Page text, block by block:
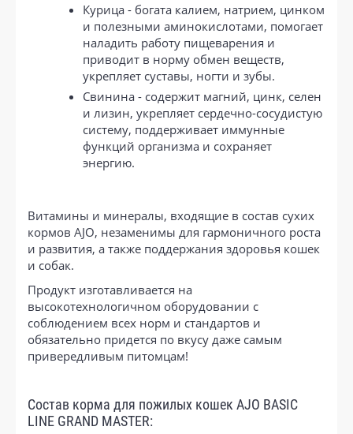
Курица - богата калием, натрием, цинком
и полезными аминокислотами, помогает
наладить работу пищеварения и
приводит в норму обмен веществ,
укрепляет суставы, ногти и зубы.
Свинина - содержит магний, цинк, селен
и лизин, укрепляет сердечно-сосудистую
систему, поддерживает иммунные
функций организма и сохраняет
энергию.
Витамины и минералы, входящие в состав сухих
кормов AJO, незаменимы для гармоничного роста
и развития, а также поддержания здоровья кошек
и собак.
Продукт изготавливается на
высокотехнологичном оборудовании с
соблюдением всех норм и стандартов и
обязательно придется по вкусу даже самым
привередливым питомцам!
Состав корма для пожилых кошек AJO BASIC
LINE GRAND MASTER: